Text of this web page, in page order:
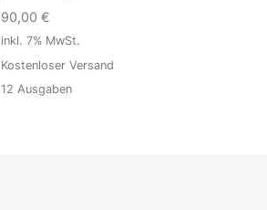
90,00 €
inkl. 7% MwSt.
Kostenloser Versand
12 Ausgaben